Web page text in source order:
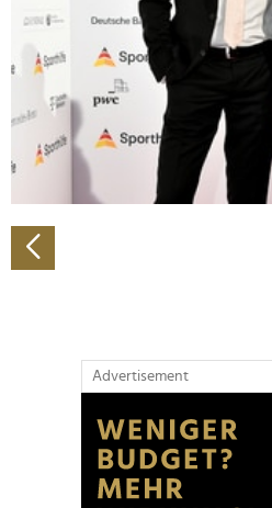
Wir verwenden Cookies, um
personalisieren, Funktionen für
zu können und die Zugriffe auf
analysieren. Außerdem geben
Verwendung unserer Website
soziale Medien, Werbung und
Partner führen diese
weiteren Daten zusammen, die
gesammelt haben.
Advertisement